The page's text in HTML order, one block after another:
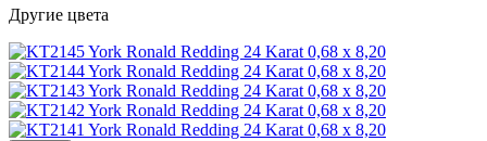
Другие цвета